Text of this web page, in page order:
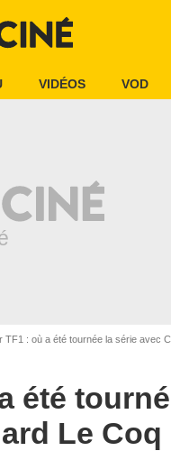
VIDÉOS VOD
TF1 : où a été tournée la série avec
été
Le Coq